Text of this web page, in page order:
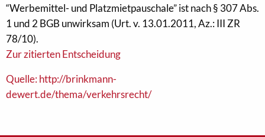
“Werbemittel- und Platzmietpauschale” ist nach § 307 Abs.
1 und 2 BGB unwirksam (Urt. v. 13.01.2011, Az.: III ZR
78/10).
Zur zitierten Entscheidung
Quelle: http://brinkmann-
dewert.de/thema/verkehrsrecht/